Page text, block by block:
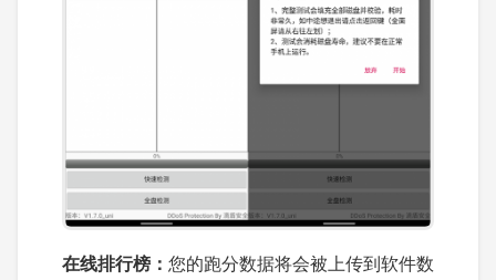
在线排行榜： 您的跑分数据将会被上传到软件数